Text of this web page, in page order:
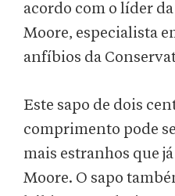
acordo com o líder
Moore, especialista
anfíbios da
Este sapo de dois
comprimento pode
mais estranhos que
Moore. O sapo